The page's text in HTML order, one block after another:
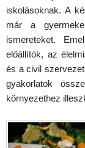
iskolásoknak. A
már a
ismereteket.
előállítók, az
és a civil
gyakorlatok
környezethez